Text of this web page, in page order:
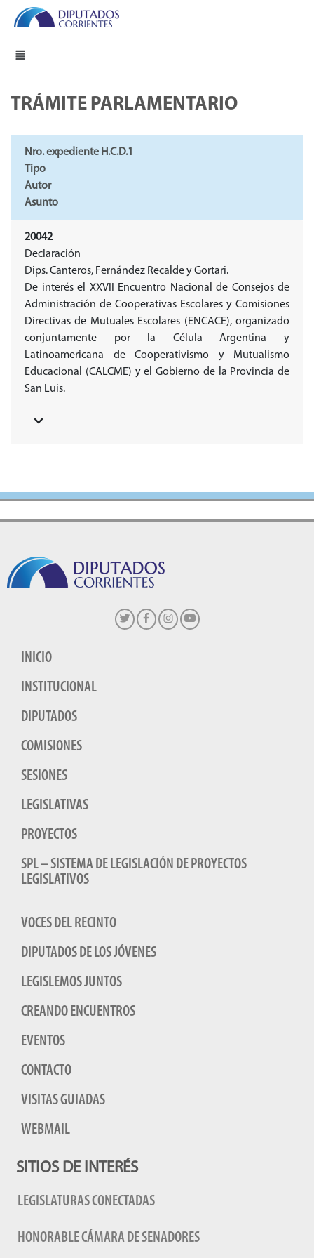
TRÁMITE PARLAMENTARIO
Nro. expediente H.C.D.1
Tipo
Autor
Asunto
20042
Declaración
Dips. Canteros, Fernández Recalde y Gortari.
De interés el XXVII Encuentro Nacional de Consejos de
Administración de Cooperativas Escolares y Comisiones
Directivas de Mutuales Escolares (ENCACE), organizado
conjuntamente por la Célula Argentina y
Latinoamericana de Cooperativismo y Mutualismo
Educacional (CALCME) y el Gobierno de la Provincia de
San Luis.
INICIO
INSTITUCIONAL
DIPUTADOS
COMISIONES
SESIONES
LEGISLATIVAS
PROYECTOS
SPL – SISTEMA DE LEGISLACIÓN DE PROYECTOS
LEGISLATIVOS
VOCES DEL RECINTO
DIPUTADOS DE LOS JÓVENES
LEGISLEMOS JUNTOS
CREANDO ENCUENTROS
EVENTOS
CONTACTO
VISITAS GUIADAS
WEBMAIL
SITIOS DE INTERÉS
LEGISLATURAS CONECTADAS
HONORABLE CÁMARA DE SENADORES